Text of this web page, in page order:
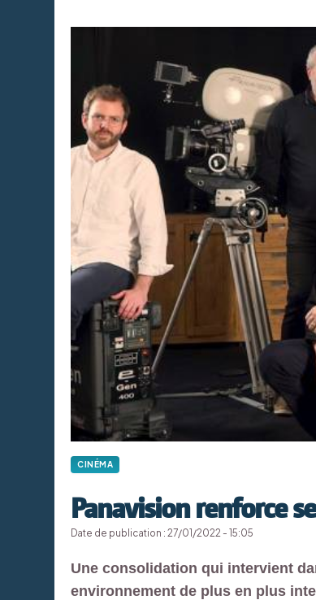
CINÉMA
Panavision renforce
Date de publication : 27/01/2022 - 15:05
Une consolidation qui intervient
environnement de plus en plus